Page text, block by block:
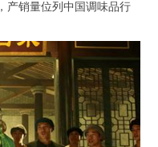
产销量位列中国调味品行